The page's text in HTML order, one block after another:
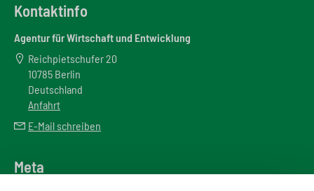
Kontaktinfo
Agentur für Wirtschaft und Entwicklung
Reichpietschufer 20
10785 Berlin
Deutschland
Anfahrt
E-Mail schreiben
Meta